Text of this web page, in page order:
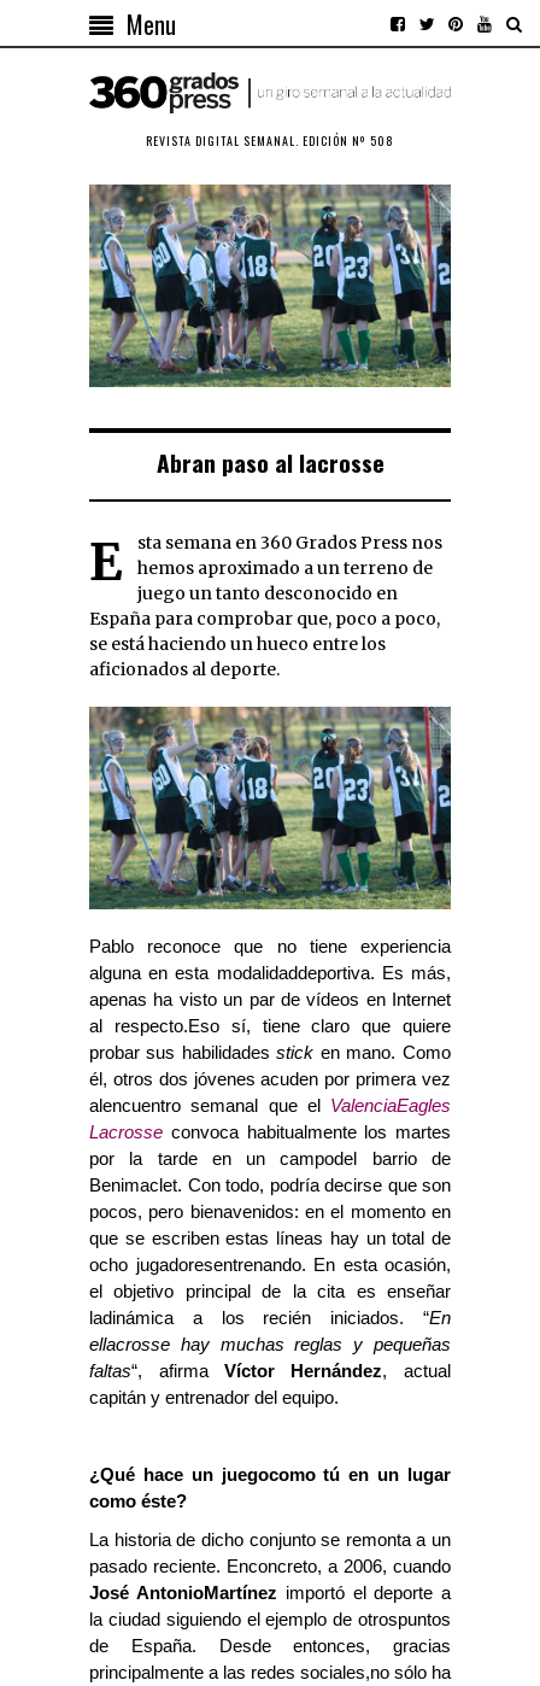
Menu
REVISTA DIGITAL SEMANAL. EDICIÓN Nº 508
Abran paso al lacrosse
Esta semana en 360 Grados Press nos
hemos aproximado a un terreno de
juego un tanto desconocido en
España para comprobar que, poco a poco,
se está haciendo un hueco entre los
aficionados al deporte.
Pablo reconoce que no tiene experiencia
alguna en esta modalidaddeportiva. Es más,
apenas ha visto un par de vídeos en Internet
al respecto.Eso sí, tiene claro que quiere
probar sus habilidades stick en mano. Como
él, otros dos jóvenes acuden por primera vez
alencuentro semanal que el ValenciaEagles
Lacrosse convoca habitualmente los martes
por la tarde en un campodel barrio de
Benimaclet. Con todo, podría decirse que son
pocos, pero bienavenidos: en el momento en
que se escriben estas líneas hay un total de
ocho jugadoresentrenando. En esta ocasión,
el objetivo principal de la cita es enseñar
ladinámica a los recién iniciados. “En
ellacrosse hay muchas reglas y pequeñas
faltas“, afirma Víctor Hernández, actual
capitán y entrenador del equipo.
¿Qué hace un juegocomo tú en un lugar
como éste?
La historia de dicho conjunto se remonta a un
pasado reciente. Enconcreto, a 2006, cuando
José AntonioMartínez importó el deporte a
la ciudad siguiendo el ejemplo de otrospuntos
de España. Desde entonces, gracias
principalmente a las redes sociales,no sólo ha